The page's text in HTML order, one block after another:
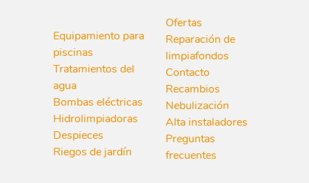
Equipamiento para
piscinas
Tratamientos del
agua
Bombas eléctricas
Hidrolimpiadoras
Despieces
Riegos de jardín
Ofertas
Reparación de
limpiafondos
Contacto
Recambios
Nebulización
Alta instaladores
Preguntas
frecuentes